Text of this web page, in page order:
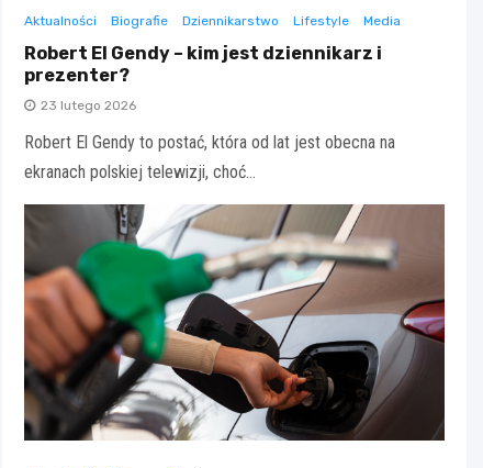
Aktualności Biografie Dziennikarstwo Lifestyle Media
Robert El Gendy – kim jest dziennikarz i
prezenter?
23 lutego 2026
Robert El Gendy to postać, która od lat jest obecna na
ekranach polskiej telewizji, choć…